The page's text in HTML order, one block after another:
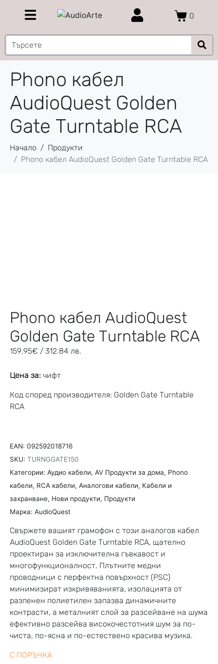
0
Phono кабел
AudioQuest Golden
Gate Turntable RCA
Начало
Продукти
Phono кабел AudioQuest Golden Gate Turntable RCA
Phono кабел AudioQuest
Golden Gate Turntable RCA
159.95€ / 312.84 лв.
Цена за: чифт
Код според производителя: Golden Gate Turntable
RCA
EAN: 092592018716
SKU: TURNGGATE150
Категории: Аудио кабели, AV Продукти за дома, Phono
кабели, RCA кабели, Аналогови кабели, Кабели и
захранване, Нови продукти, Продукти
Марка: AudioQuest
Свържете вашият грамофон с този аналогов кабел
AudioQuest Golden Gate Turntable RCA, щателно
проектиран за изключителна гъвкавост и
многофункционалност. Плътните медни
проводници с перфектна повърхност (PSC)
минимизират изкривяванията, изолацията от
разпенен полиетилен запазва динамичните
контрасти, а металният слой за разсейване на шума
ефективно разсейва високочестотния шум за по-
чиста, по-ясна и по-естествено красива музика.
С ПОРЪЧКА